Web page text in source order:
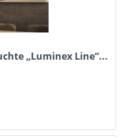
„Luminex Line“...